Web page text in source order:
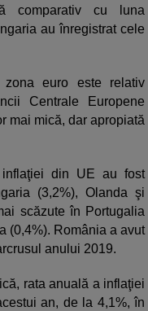
comparativ cu luna
au înregistrat cele
euro este relativ
Centrale Europene
mai mică, dar apropiată
din UE au fost
(3,2%), Olanda şi
scăzute în Portugalia
(0,4%). România a avut
anului 2019.
rata anuală a inflaţiei
an, de la 4,1%, în